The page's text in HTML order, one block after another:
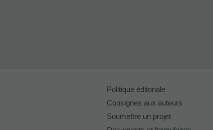
Politique éditoriale
Consignes aux auteurs
Soumettre un projet